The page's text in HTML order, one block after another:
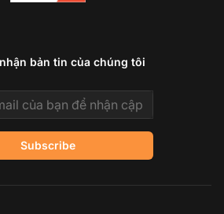
bản tin của chúng tôi
Subscribe